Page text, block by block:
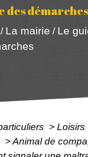
des démarches
/ La mairie / Le
> Loisirs
>Animal de